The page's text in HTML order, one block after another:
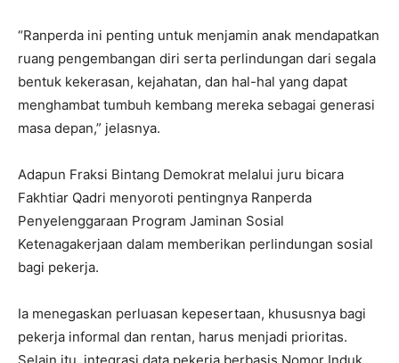
“Ranperda ini penting untuk menjamin anak mendapatkan
ruang pengembangan diri serta perlindungan dari segala
bentuk kekerasan, kejahatan, dan hal-hal yang dapat
menghambat tumbuh kembang mereka sebagai generasi
masa depan,” jelasnya.
Adapun Fraksi Bintang Demokrat melalui juru bicara
Fakhtiar Qadri menyoroti pentingnya Ranperda
Penyelenggaraan Program Jaminan Sosial
Ketenagakerjaan dalam memberikan perlindungan sosial
bagi pekerja.
Ia menegaskan perluasan kepesertaan, khususnya bagi
pekerja informal dan rentan, harus menjadi prioritas.
Selain itu, integrasi data pekerja berbasis Nomor Induk